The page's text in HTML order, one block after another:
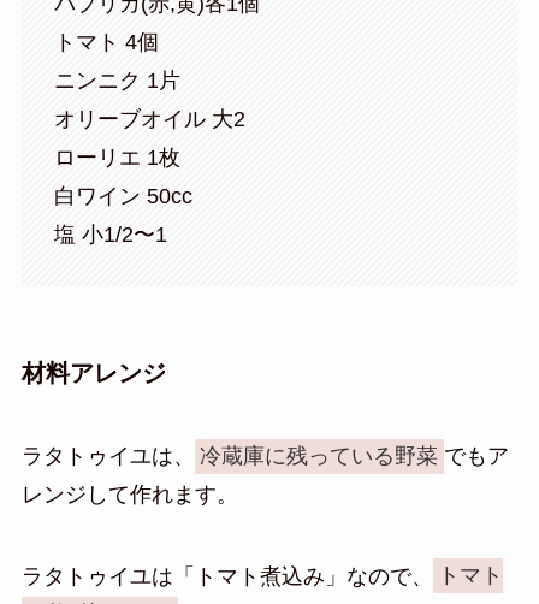
トマト 4個
ニンニク 1片
オリーブオイル 大2
ローリエ 1枚
白ワイン 50cc
塩 小1/2〜1
材料アレンジ
ラタトゥイユは、 冷蔵庫に残っている野菜 でもア
レンジして作れます。
ラタトゥイユは「トマト煮込み」なので、
トマト